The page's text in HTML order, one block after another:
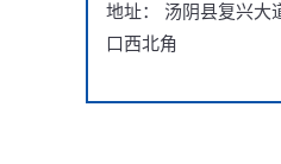
地址： 汤阴县复兴大
口西北角